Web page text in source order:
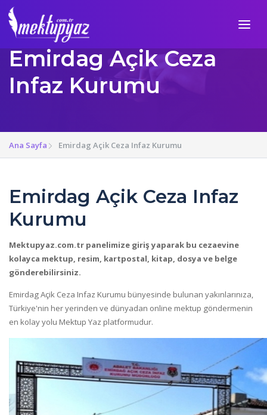
Emirdag Açik Ceza
Infaz Kurumu
Ana Sayfa Emirdag Açik Ceza Infaz Kurumu
Emirdag Açik Ceza Infaz
Kurumu
Mektupyaz.com.tr panelimize giriş yaparak bu cezaevine
kolayca mektup, resim, kartpostal, kitap, dosya ve belge
gönderebilirsiniz.
Emirdag Açik Ceza Infaz Kurumu bünyesinde bulunan yakınlarınıza,
Türkiye'nin her yerinden ve dünyadan online mektup göndermenin
en kolay yolu Mektup Yaz platformudur.